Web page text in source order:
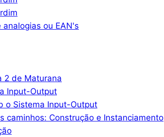
analogias ou EAN's
2 de Maturana
Input-Output
o Sistema Input-Output
caminhos: Construção e Instanciamento